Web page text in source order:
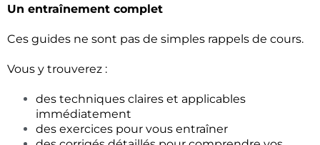
Un entraînement complet
Ces guides ne sont pas de simples rappels de cours.
Vous y trouverez :
des techniques claires et applicables
immédiatement
des exercices pour vous entraîner